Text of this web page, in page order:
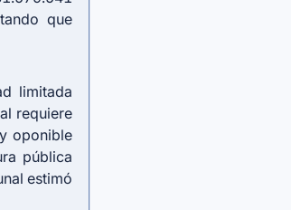
que
limitada
requiere
oponible
pública
estimó